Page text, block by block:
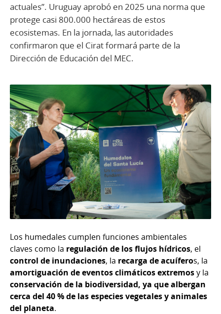
actuales”. Uruguay aprobó en 2025 una norma que
protege casi 800.000 hectáreas de estos
ecosistemas. En la jornada, las autoridades
confirmaron que el Cirat formará parte de la
Dirección de Educación del MEC.
Los humedales cumplen funciones ambientales
claves como la regulación de los flujos hídricos, el
control de inundaciones, la recarga de acuíferos, la
amortiguación de eventos climáticos extremosy la
conservación de la biodiversidad, ya que albergan
cerca del 40 % de las especies vegetales y animales
del planeta.